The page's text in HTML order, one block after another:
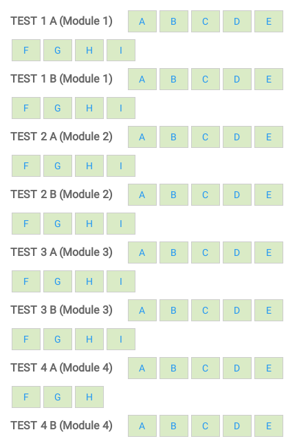
TEST 1 A (Module 1) A B C D E
F G H I
TEST 1 B (Module 1) A B C D E
F G H I
TEST 2 A (Module 2) A B C D E
F G H I
TEST 2 B (Module 2) A B C D E
F G H I
TEST 3 A (Module 3) A B C D E
F G H I
TEST 3 B (Module 3) A B C D E
F G H I
TEST 4 A (Module 4) A B C D E
F G H
TEST 4 B (Module 4) A B C D E